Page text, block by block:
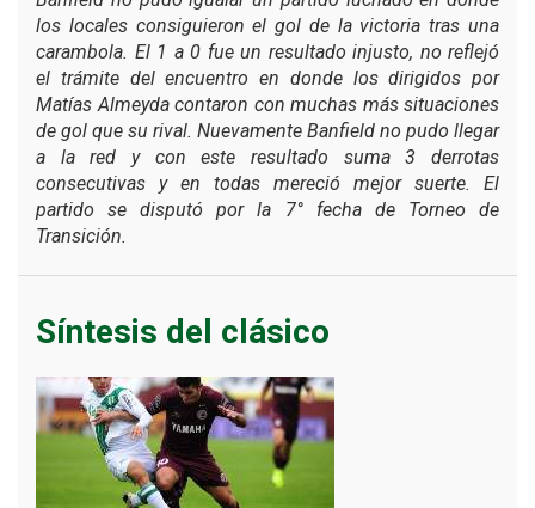
los locales consiguieron el gol de la victoria tras una
carambola. El 1 a 0 fue un resultado injusto, no reflejó
el trámite del encuentro en donde los dirigidos por
Matías Almeyda contaron con muchas más situaciones
de gol que su rival. Nuevamente Banfield no pudo llegar
a la red y con este resultado suma 3 derrotas
consecutivas y en todas mereció mejor suerte. El
partido se disputó por la 7° fecha de Torneo de
Transición.
Síntesis del clásico